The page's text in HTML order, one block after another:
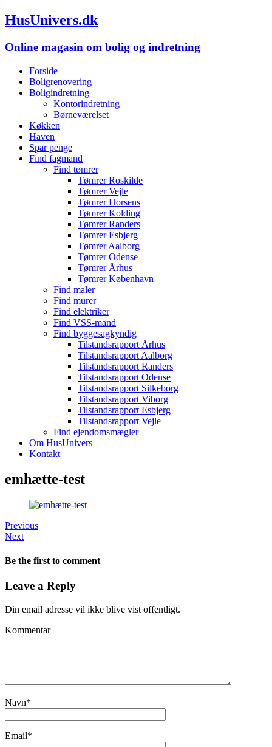
HusUnivers.dk
Online magasin om bolig og indretning
Forside
Boligrenovering
Boligindretning
Kontorindretning
Børneværelset
Køkken
Haven
Spar penge
Find fagmand
Find tømrer
Tømrer Roskilde
Tømrer Vejle
Tømrer Horsens
Tømrer Kolding
Tømrer Randers
Tømrer Esbjerg
Tømrer Aalborg
Tømrer Odense
Tømrer Århus
Tømrer København
Find maler
Find murer
Find elektriker
Find VSS-mand
Find byggesagkyndig
Tilstandsrapport Århus
Tilstandsrapport Aalborg
Tilstandsrapport Randers
Tilstandsrapport Odense
Tilstandsrapport Silkeborg
Tilstandsrapport Viborg
Tilstandsrapport Esbjerg
Tilstandsrapport Vejle
Find ejendomsmægler
Om HusUnivers
Kontakt
emhætte-test
Previous
Next
Be the first to comment
Leave a Reply
Din email adresse vil ikke blive vist offentligt.
Kommentar
Navn*
Email*